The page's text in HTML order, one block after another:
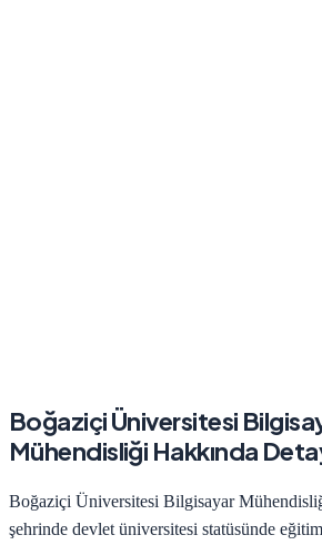
Boğaziçi Üniversitesi
Mühendisliği Hakkında
Boğaziçi Üniversitesi Bilgisayar
şehrinde devlet üniversitesi statüsünde